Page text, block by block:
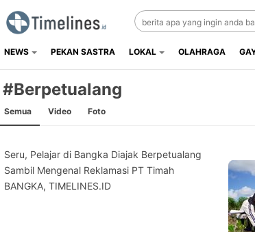
Timelines.id
Media Literasi, Sejarah & Budaya
NEWS PEKAN SASTRA LOKAL OLAHRAGA
#Berpetualang
Semua Video Foto
Seru, Pelajar di Bangka Diajak Berpetualang
Sambil Mengenal Reklamasi PT Timah
BANGKA, TIMELINES.ID